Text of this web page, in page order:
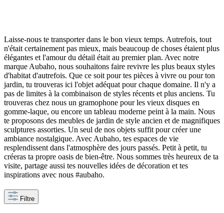
Laisse-nous te transporter dans le bon vieux temps. Autrefois, tout
n'était certainement pas mieux, mais beaucoup de choses étaient plus
élégantes et l'amour du détail était au premier plan. Avec notre
marque Aubaho, nous souhaitons faire revivre les plus beaux styles
d'habitat d'autrefois. Que ce soit pour tes pièces à vivre ou pour ton
jardin, tu trouveras ici l'objet adéquat pour chaque domaine. Il n'y a
pas de limites à la combinaison de styles récents et plus anciens. Tu
trouveras chez nous un gramophone pour les vieux disques en
gomme-laque, ou encore un tableau moderne peint à la main. Nous
te proposons des meubles de jardin de style ancien et de magnifiques
sculptures assorties. Un seul de nos objets suffit pour créer une
ambiance nostalgique. Avec Aubaho, tes espaces de vie
resplendissent dans l'atmosphère des jours passés. Petit à petit, tu
créeras ta propre oasis de bien-être. Nous sommes très heureux de ta
visite, partage aussi tes nouvelles idées de décoration et tes
inspirations avec nous #aubaho.
Filtre